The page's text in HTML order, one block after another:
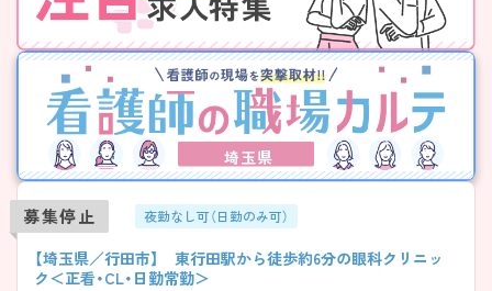
埼玉県
募集停止 夜勤なし可（日勤のみ可）
【埼玉県／行田市】 東行田駅から徒歩約6分の眼科クリニッ
ク＜正看・CL・日勤常勤＞